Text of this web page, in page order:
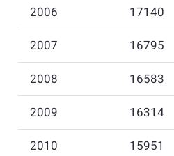
2006 17140
2007 16795
2008 16583
2009 16314
2010 15951